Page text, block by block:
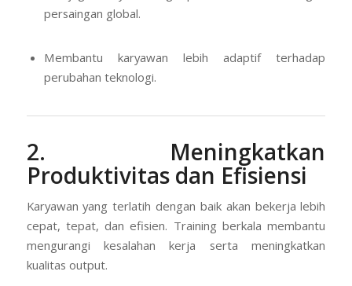
persaingan global.
Membantu karyawan lebih adaptif terhadap
perubahan teknologi.
2. Meningkatkan
Produktivitas dan Efisiensi
Karyawan yang terlatih dengan baik akan bekerja lebih
cepat, tepat, dan efisien. Training berkala membantu
mengurangi kesalahan kerja serta meningkatkan
kualitas output.